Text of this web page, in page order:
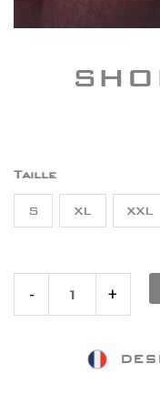
Taille
S XL XXL
-
quantité
de
Short
+